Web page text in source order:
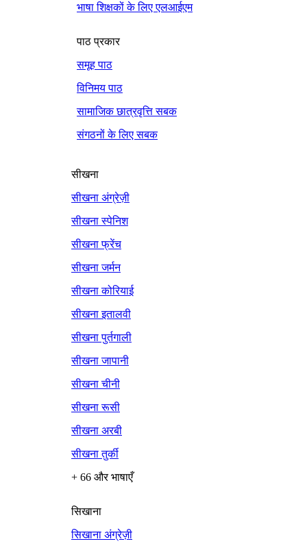
भाषा शिक्षकों के लिए एलआईएम
पाठ प्रकार
समूह पाठ
विनिमय पाठ
सामाजिक छात्रवृत्ति सबक
संगठनों के लिए सबक
सीखना
सीखना अंग्रेज़ी
सीखना स्पेनिश
सीखना फ्रेंच
सीखना जर्मन
सीखना कोरियाई
सीखना इतालवी
सीखना पुर्तगाली
सीखना जापानी
सीखना चीनी
सीखना रूसी
सीखना अरबी
सीखना तुर्की
+ 66 और भाषाएँ
सिखाना
सिखाना अंग्रेज़ी